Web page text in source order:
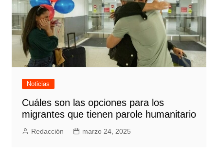
Noticias
Cuáles son las opciones para los
migrantes que tienen parole humanitario
Redacción marzo 24, 2025